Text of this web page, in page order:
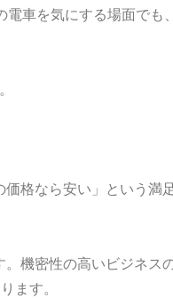
電車を気にする場面でも
格なら安い」という満
機密性の高いビジネスの
ます。